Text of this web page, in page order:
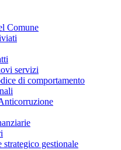
Comune
servizi
di comportamento
gestionale